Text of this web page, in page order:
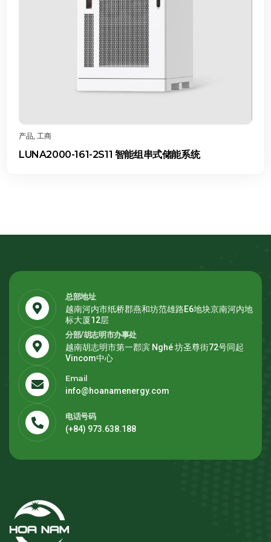
产品, 工商
LUNA2000-161-2S11 智能组串式储能系统
总部地址
越南河内市纸桥郡燕和坊范雄路E6地块京南河内地
标大厦12层
分部/胡志明市办事处
越南胡志明市第一郡滨 Nghé 坊圣尊街72号同起
Vincom中心
Email
info@hoanamenergy.com
电话号码
(+84) 973.638.188